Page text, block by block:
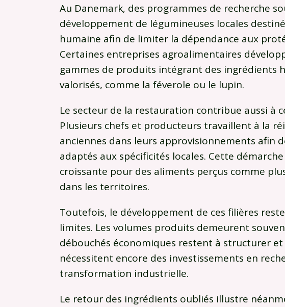
Au Danemark, des programmes de recherche
développement de légumineuses locales
humaine afin de limiter la dépendance aux
Certaines entreprises agroalimentaires
gammes de produits intégrant des ingrédients
valorisés, comme la féverole ou le lupin.
Le secteur de la restauration contribue aussi à
Plusieurs chefs et producteurs travaillent à la
anciennes dans leurs approvisionnements afin
adaptés aux spécificités locales. Cette
croissante pour des aliments perçus comme
dans les territoires.
Toutefois, le développement de ces filières
limites. Les volumes produits demeurent
débouchés économiques restent à structurer
nécessitent encore des investissements en
transformation industrielle.
Le retour des ingrédients oubliés illustre